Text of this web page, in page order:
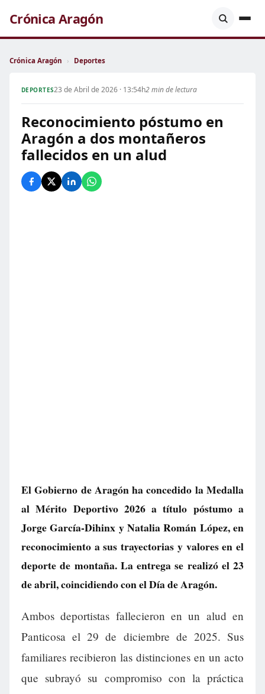
Crónica Aragón
Crónica Aragón › Deportes
DEPORTES23 de Abril de 2026 · 13:54h2 min de lectura
Reconocimiento póstumo en
Aragón a dos montañeros
fallecidos en un alud
El Gobierno de Aragón ha concedido la Medalla
al Mérito Deportivo 2026 a título póstumo a
Jorge García-Dihinx y Natalia Román López, en
reconocimiento a sus trayectorias y valores en el
deporte de montaña. La entrega se realizó el 23
de abril, coincidiendo con el Día de Aragón.
Ambos deportistas fallecieron en un alud en
Panticosa el 29 de diciembre de 2025. Sus
familiares recibieron las distinciones en un acto
que subrayó su compromiso con la práctica